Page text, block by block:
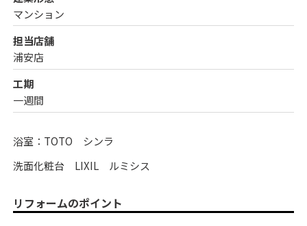
マンション
担当店舗
浦安店
工期
一週間
浴室：TOTO シンラ
洗面化粧台 LIXIL ルミシス
リフォームのポイント